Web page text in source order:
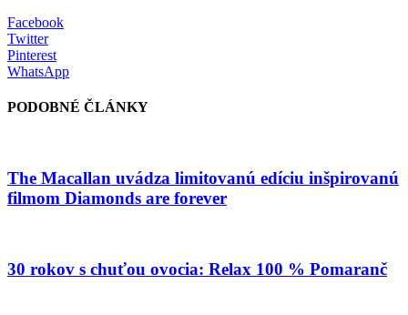
Facebook
Twitter
Pinterest
WhatsApp
PODOBNÉ ČLÁNKY
The Macallan uvádza limitovanú edíciu inšpirovanú
filmom Diamonds are forever
30 rokov s chuťou ovocia: Relax 100 % Pomaranč